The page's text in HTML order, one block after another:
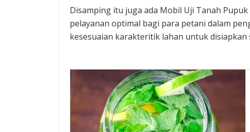
Disamping itu juga ada Mobil Uji Tanah
pelayanan optimal bagi para petani dalam
kesesuaian karakteritik lahan untuk disiapkan